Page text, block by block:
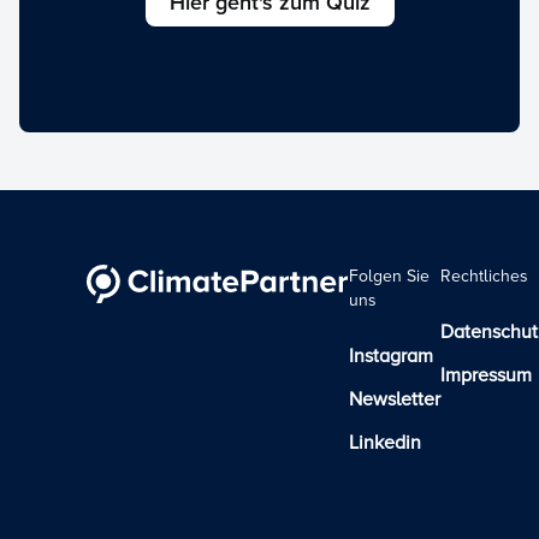
Folgen Sie
uns
Instagram
Newsletter
Linkedin
Rechtliches
Impressum